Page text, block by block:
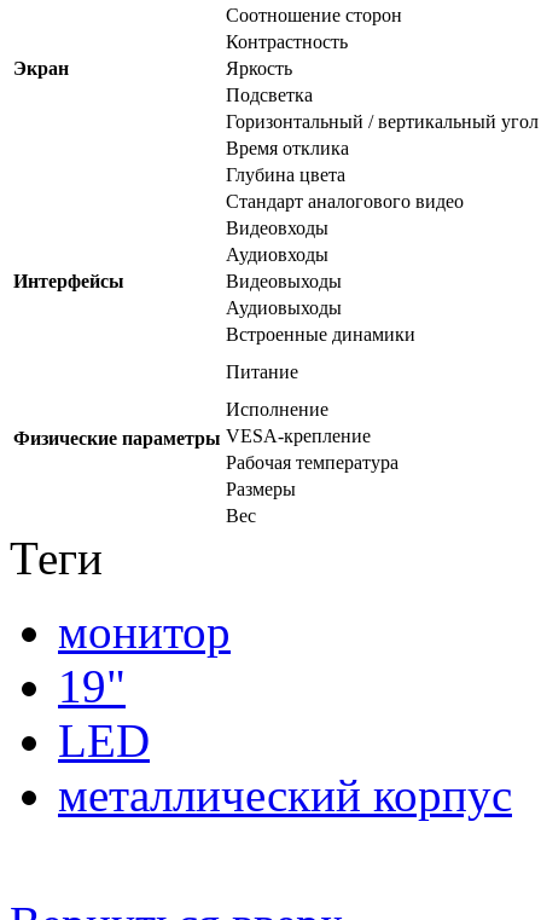
Экран
Соотношение сторон
Контрастность
Яркость
Подсветка
Горизонтальный / вертикальный угол
Время отклика
Глубина цвета
Стандарт аналогового видео
Интерфейсы
Видеовходы
Аудиовходы
Видеовыходы
Аудиовыходы
Встроенные динамики
Физические параметры
Питание
Исполнение
VESA-крепление
Рабочая температура
Размеры
Вес
Теги
монитор
19"
LED
металлический корпус